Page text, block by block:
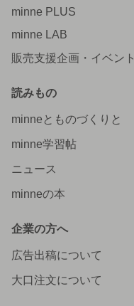
minne PLUS
minne LAB
販売支援企画・イベント
読みもの
minneとものづくりと
minne学習帖
ニュース
minneの本
企業の方へ
広告出稿について
大口注文について